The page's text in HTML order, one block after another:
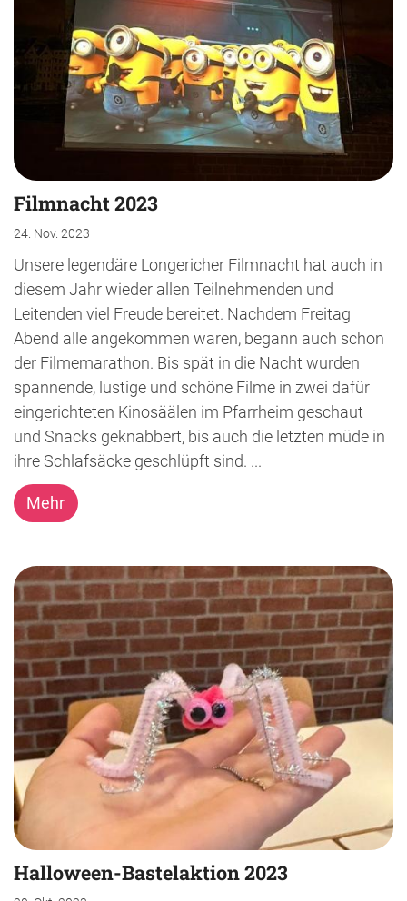
Filmnacht 2023
24. Nov. 2023
Unsere legendäre Longericher Filmnacht hat auch in
diesem Jahr wieder allen Teilnehmenden und
Leitenden viel Freude bereitet. Nachdem Freitag
Abend alle angekommen waren, begann auch schon
der Filmemarathon. Bis spät in die Nacht wurden
spannende, lustige und schöne Filme in zwei dafür
eingerichteten Kinosäälen im Pfarrheim geschaut
und Snacks geknabbert, bis auch die letzten müde in
ihre Schlafsäcke geschlüpft sind. ...
Mehr
Halloween-Bastelaktion 2023